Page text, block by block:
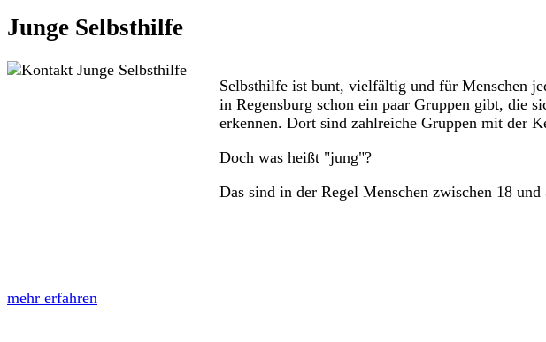
Junge Selbsthilfe
Selbsthilfe ist bunt, vielfältig und für Menschen
in Regensburg schon ein paar Gruppen gibt, die
erkennen. Dort sind zahlreiche Gruppen mit der
Doch was heißt "jung"?
Das sind in der Regel Menschen zwischen 18
mehr erfahren